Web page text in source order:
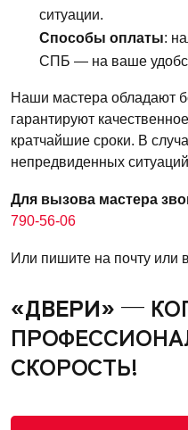
ситуации.
Способы оплаты:
СПБ — на ваше
Наши мастера обладают
гарантируют
кратчайшие сроки. В
непредвиденных
Для вызова мастера
790-56-06
Или пишите на почту или
«ДВЕРИ» —
СКОРОСТЬ!